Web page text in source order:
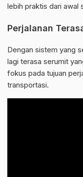
lebih praktis dari awal
Perjalanan
Dengan sistem yang
lagi terasa serumit
fokus pada tujuan
transportasi.